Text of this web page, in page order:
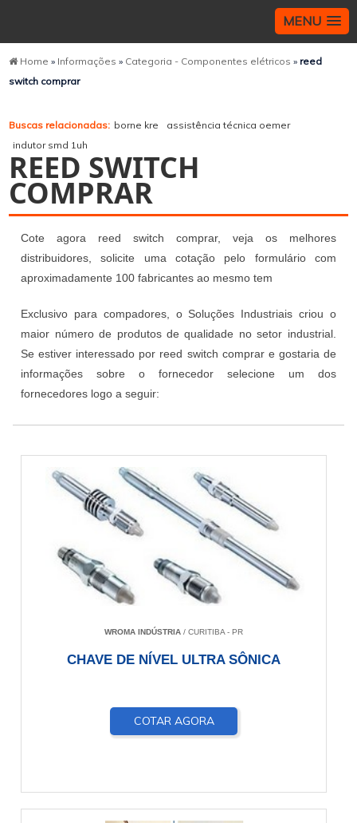
MENU
Home » Informações» Categoria - Componentes elétricos» reed
switch comprar
Buscas relacionadas: borne kre
assistência técnica oemer
indutor smd 1uh
REED SWITCH
COMPRAR
Cote agora reed switch comprar, veja os melhores
distribuidores, solicite uma cotação pelo formulário com
aproximadamente 100 fabricantes ao mesmo tem
Exclusivo para compadores, o Soluções Industriais criou o
maior número de produtos de qualidade no setor industrial.
Se estiver interessado por reed switch comprar e gostaria de
informações sobre o fornecedor selecione um dos
fornecedores logo a seguir:
WROMA INDÚSTRIA / CURITIBA - PR
CHAVE DE NÍVEL ULTRA SÔNICA
COTAR AGORA